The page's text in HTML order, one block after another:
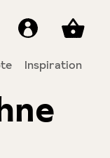
Inspiration